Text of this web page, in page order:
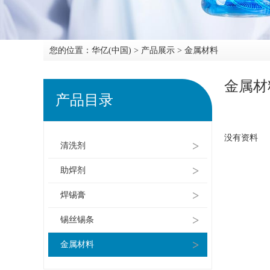
您的位置： 华亿(中国) > 产品展示 > 金属材料
产品目录
清洗剂 >
助焊剂 >
焊锡膏 >
锡丝锡条 >
金属材料 >
金属
没有资料